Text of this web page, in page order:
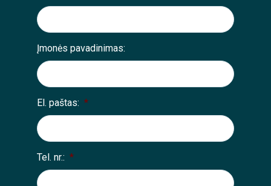
Įmonės pavadinimas:
El. paštas: *
Tel. nr.: *